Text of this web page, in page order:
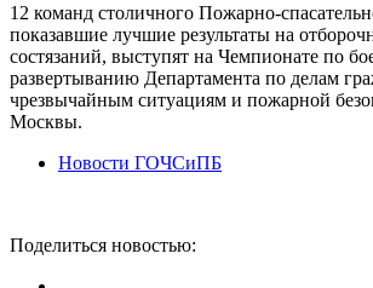
12 команд столичного Пожарно-
показавшие лучшие результаты на
состязаний, выступят на Чемпионате по
развертыванию Департамента по делам
чрезвычайным ситуациям и пожарной
Москвы.
Новости ГОЧСиПБ
Поделиться новостью: